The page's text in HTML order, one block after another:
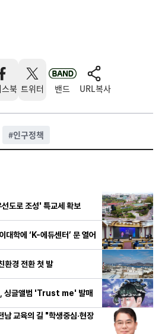
북 트위터 밴드 URL복사
#인구정책
도로 조성' 특교세 확보
대학에 ‘K-에듀센터’ 문 열어
환경 전환 첫 발
, 싱글앨범 'Trust me' 발매
남 교육의 길 "학생중심·현장